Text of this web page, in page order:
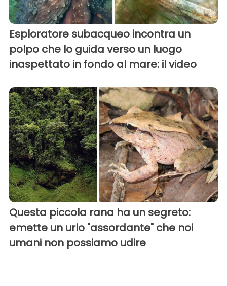
Esploratore subacqueo incontra un
polpo che lo guida verso un luogo
inaspettato in fondo al mare: il video
Questa piccola rana ha un segreto:
emette un urlo "assordante" che noi
umani non possiamo udire